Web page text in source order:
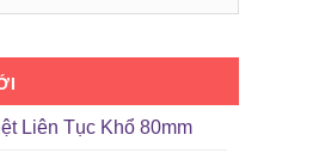
Liên Tục Khổ 80mm